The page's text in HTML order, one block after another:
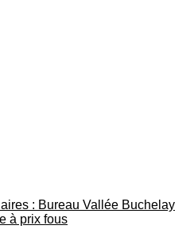
: Bureau Vallée Buchelay
à prix fous